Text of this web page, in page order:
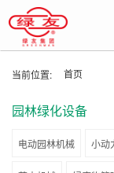
当前位置: 首页
园林绿化设备
电动园林机械 小动